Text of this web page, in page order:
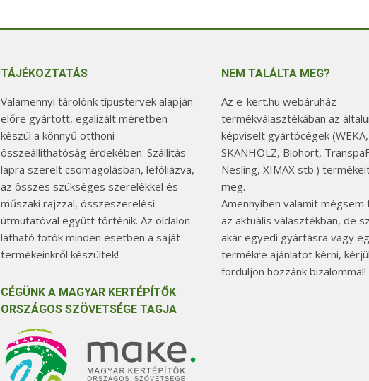
TÁJÉKOZTATÁS
Valamennyi tárolónk típustervek alapján
előre gyártott, egalizált méretben
készül a könnyű otthoni
összeállíthatóság érdekében. Szállítás
lapra szerelt csomagolásban, lefóliázva,
az összes szükséges szerelékkel és
műszaki rajzzal, összeszerelési
útmutatóval együtt történik. Az oldalon
látható fotók minden esetben a saját
termékeinkről készültek!
CÉGÜNK A MAGYAR KERTÉPÍTŐK
ORSZÁGOS SZÖVETSÉGE TAGJA
NEM TALÁLTA MEG?
Az e-kert.hu webáruház
termékválasztékában az
képviselt gyártócégek (WEKA,
SKANHOLZ, Biohort,
Nesling, XIMAX stb.)
meg.
Amennyiben valamit mégsem
az aktuális választékban, de
akár egyedi gyártásra vagy
termékre ajánlatot kérni,
forduljon hozzánk bizalommal!